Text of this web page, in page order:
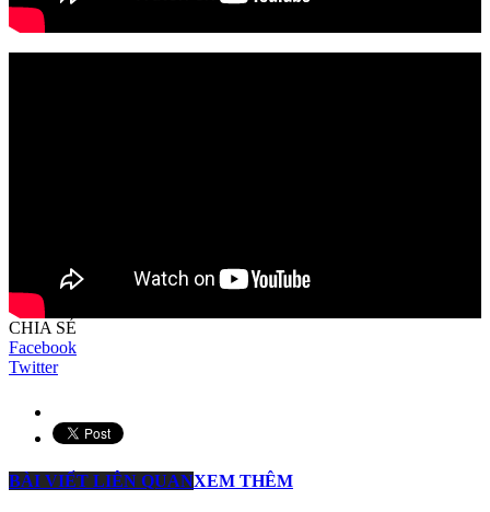
CHIA SẺ
Facebook
Twitter
BÀI VIẾT LIÊN QUANXEM THÊM